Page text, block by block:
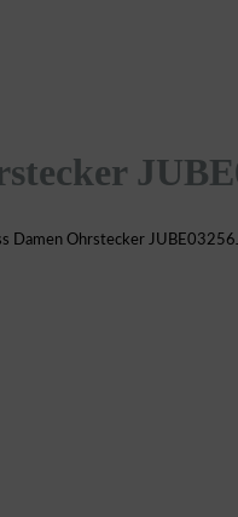
Damen Ohrstecker